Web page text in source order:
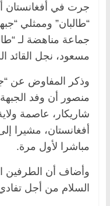
جرت في أفغانستان
“طالبان” وممثلي
جماعة مناهضة لـ
مسعود، نجل القائد
وذكر المفاوض عن
منصور أن وفد
شاريكار، عاصمة
أفغانستان، مشيرا
مباشرا لأول مرة.
وأضاف أن الطرفين
السلام من أجل